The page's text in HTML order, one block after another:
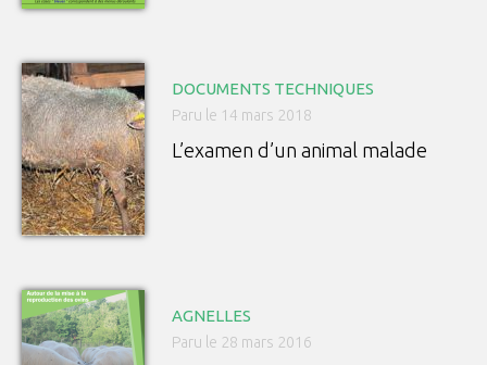
DOCUMENTS TECHNIQUES
Paru le 14 mars 2018
L’examen d’un animal malade
AGNELLES
Paru le 28 mars 2016